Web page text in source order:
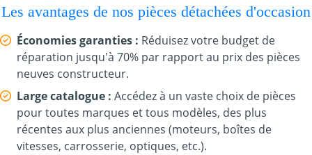
Les avantages de nos pièces détachées d'occasion
Économies garanties : Réduisez votre budget de
réparation jusqu'à 70% par rapport au prix des pièces
neuves constructeur.
Large catalogue : Accédez à un vaste choix de pièces
pour toutes marques et tous modèles, des plus
récentes aux plus anciennes (moteurs, boîtes de
vitesses, carrosserie, optiques, etc.).